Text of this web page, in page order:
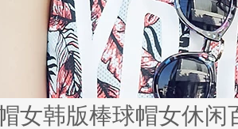
女韩版棒球帽女休